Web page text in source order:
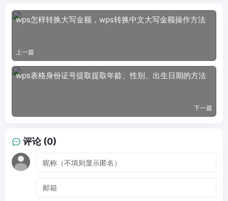
wps怎样转换大写金额，wps转换中文大写金额操作方法
上一篇
wps表格身份证号提取提取年龄、性别、出生日期的方法
下一篇
评论 (0)